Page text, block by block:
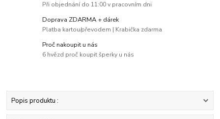
Při objednání do 11:00 v pracovním dni
Doprava ZDARMA + dárek
Platba kartou/převodem | Krabička zdarma
Proč nakoupit u nás
6 hvězd proč koupit šperky u nás
Popis produktu :